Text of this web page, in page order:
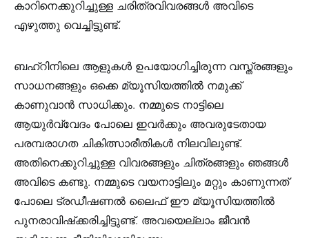
കാറിനെക്കുറിച്ചുള്ള ചരിത്രവിവരങ്ങൾ അവിടെ
എഴുത്തു വെച്ചിട്ടുണ്ട്.
ബഹ്‌റിനിലെ ആളുകൾ ഉപയോഗിച്ചിരുന്ന വസ്ത്രങ്ങളും
സാധനങ്ങളും ഒക്കെ മ്യൂസിയത്തിൽ നമുക്ക്
കാണുവാൻ സാധിക്കും. നമ്മുടെ നാട്ടിലെ
ആയുർവ്വേദം പോലെ ഇവർക്കും അവരുടേതായ
പരമ്പരാഗത ചികിത്സാരീതികൾ നിലവിലുണ്ട്.
അതിനെക്കുറിച്ചുള്ള വിവരങ്ങളും ചിത്രങ്ങളും ഞങ്ങൾ
അവിടെ കണ്ടു. നമ്മുടെ വയനാട്ടിലും മറ്റും കാണുന്നത്
പോലെ ട്രഡീഷണൽ ലൈഫ് ഈ മ്യൂസിയത്തിൽ
പുനരാവിഷ്‌ക്കരിച്ചിട്ടുണ്ട്. അവയെല്ലാം ജീവൻ